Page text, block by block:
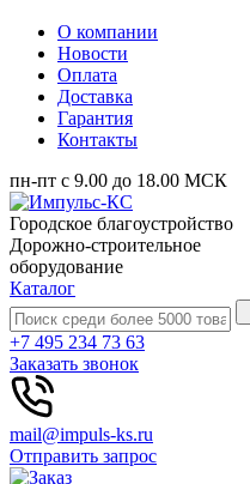
О компании
Новости
Оплата
Доставка
Гарантия
Контакты
пн-пт с 9.00 до 18.00 МСК
Городское благоустройство
Дорожно-строительное
оборудование
Каталог
+7 495 234 73 63
Заказать звонок
mail@impuls-ks.ru
Отправить запрос